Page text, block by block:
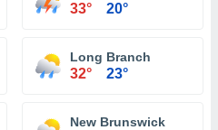
33° 20°
Long Branch
32° 23°
New Brunswick